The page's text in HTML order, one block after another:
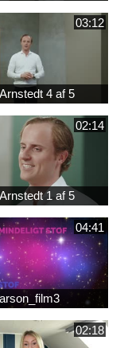
03:12
4 af 5
02:14
1 af 5
04:41
02:18